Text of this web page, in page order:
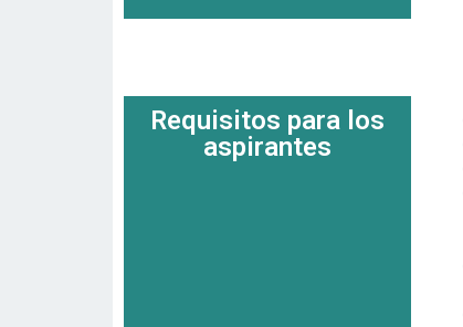
Requisitos para los
aspirantes